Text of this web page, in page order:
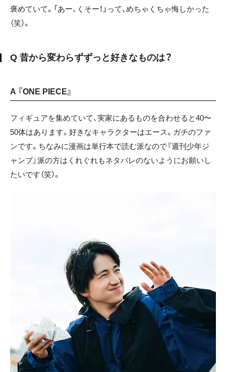
褒めていて。「あー、くそー！」って、めちゃくちゃ悔しかった
（笑）。
Q 昔から変わらずずっと好きなものは？
A 『ONE PIECE』
フィギュアを集めていて、実家にあるものを合わせると40〜
50体はあります。好きなキャラクターはエース。ガチのファ
ンです。ちなみに漫画は単行本で読む派なので『週刊少年ジ
ャンプ』派の方はくれぐれもネタバレのないようにお願いし
たいです（笑）。